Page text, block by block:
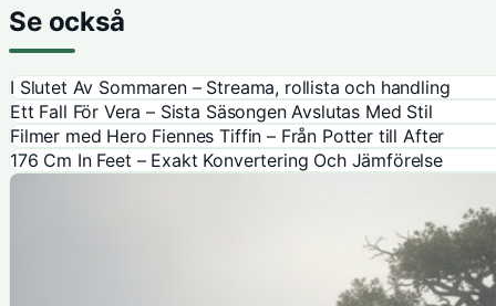
Se också
I Slutet Av Sommaren – Streama, rollista och handling
Ett Fall För Vera – Sista Säsongen Avslutas Med Stil
Filmer med Hero Fiennes Tiffin – Från Potter till After
176 Cm In Feet – Exakt Konvertering Och Jämförelse